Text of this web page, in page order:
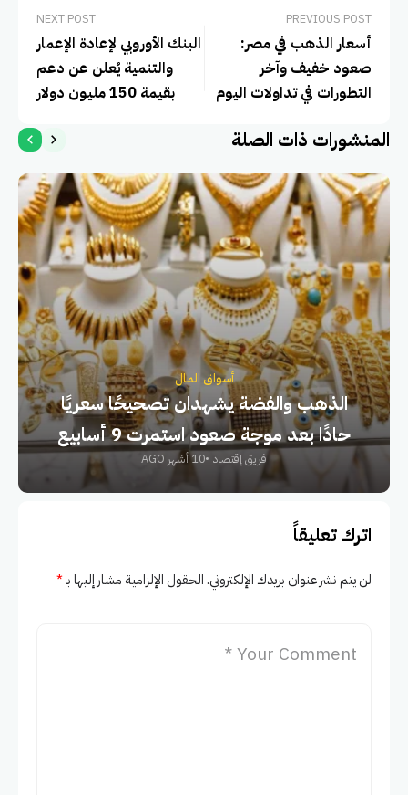
PREVIOUS POST
أسعار الذهب في مصر:
صعود خفيف وآخر
التطورات في تداولات اليوم
NEXT POST
البنك الأوروبي لإعادة الإعمار
والتنمية يُعلن عن دعم
بقيمة 150 مليون دولار
مصر
المنشورات ذات الصلة
أسواق المال
الذهب والفضة يشهدان تصحيحًا سعريًا
حادًا بعد موجة صعود استمرت 9 أسابيع
فريق إقتصاد 10 أشهر AGO
اترك تعليقاً
لن يتم نشر عنوان بريدك الإلكتروني.الحقول الإلزامية مشار إليها بـ*